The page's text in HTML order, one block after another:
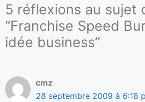
5 réflexions au sujet
“Franchise Speed
idée business”
cmz
28 septembre 2009 à 6:18